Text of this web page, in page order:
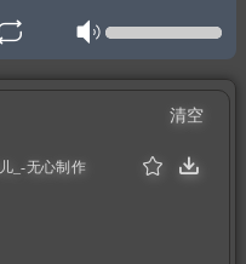
清空
_-无心制作